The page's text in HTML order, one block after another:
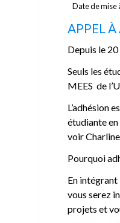
Date de mise
APPEL
Depuis le
Seuls les
MEES de
L’adhésion
étudiante en
voir
Pourquoi
En intégrant
vous serez
projets et